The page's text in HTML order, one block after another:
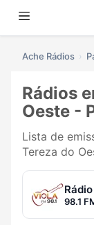
Ache Rádios
Rádios
Oeste -
Lista de
Tereza do
98.1